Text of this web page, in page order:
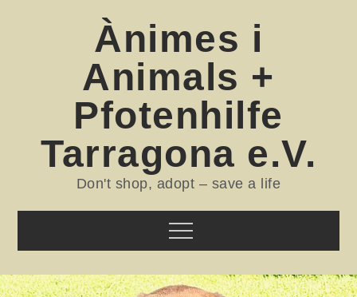
Ànimes i
Animals +
Pfotenhilfe
Tarragona e.V.
Don't shop, adopt – save a life
Menu